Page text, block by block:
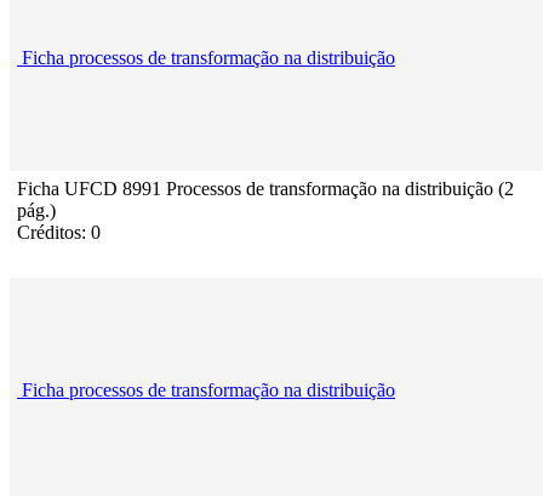
Ficha processos de transformação na distribuição
Ficha UFCD 8991 Processos de transformação na distribuição (2
pág.)
Créditos: 0
Ficha processos de transformação na distribuição